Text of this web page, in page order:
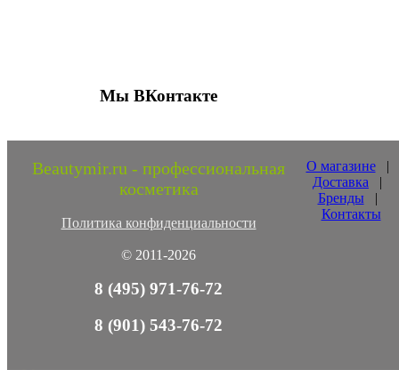
Мы ВКонтакте
Beautymir.ru - профессиональная
косметика
Политика конфиденциальности
© 2011-2026
О магазине|
Доставка |
Бренды |
Контакты
8 (495) 971-76-72
8 (901) 543-76-72